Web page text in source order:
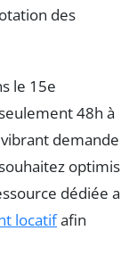
des
le 15e
48h à
demande
dédiée
locatifafin